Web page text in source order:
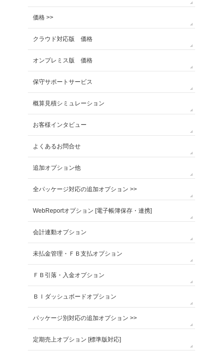
価格 >>
クラウド対応版 価格
オンプレミス版 価格
保守サポートサービス
概算見積シミュレーション
お客様インタビュー
よくあるお問合せ
追加オプション他
全パッケージ対応の追加オプション >>
WebReportオプション [電子帳簿保存・連携]
会計連動オプション
未払金管理・ＦＢ支払オプション
ＦＢ引落・入金オプション
ＢＩダッシュボードオプション
パッケージ別対応の追加オプション >>
定期売上オプション [標準版対応]